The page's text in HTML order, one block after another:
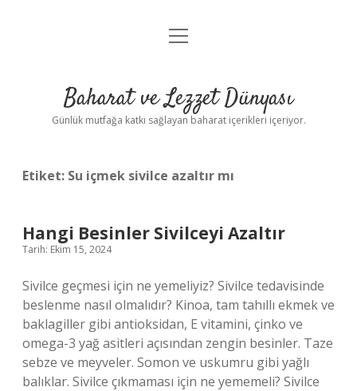
Anasayfa
Yasal Uyarı
menüyü
Baharat ve Lezzet Dünyası
Günlük mutfağa katkı sağlayan baharat içerikleri içeriyor.
Etiket: Su içmek sivilce azaltır mı
Hangi Besinler Sivilceyi Azaltır
Tarih: Ekim 15, 2024
Sivilce geçmesi için ne yemeliyiz? Sivilce tedavisinde
beslenme nasıl olmalıdır? Kinoa, tam tahıllı ekmek ve
baklagiller gibi antioksidan, E vitamini, çinko ve
omega-3 yağ asitleri açısından zengin besinler. Taze
sebze ve meyveler. Somon ve uskumru gibi yağlı
balıklar. Sivilce çıkmaması için ne yememeli? Sivilce